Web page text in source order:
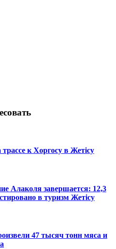
к Хоргосу в Жетісу
Алаколя завершается: 12,3
в туризм Жетісу
47 тысяч тонн мяса и